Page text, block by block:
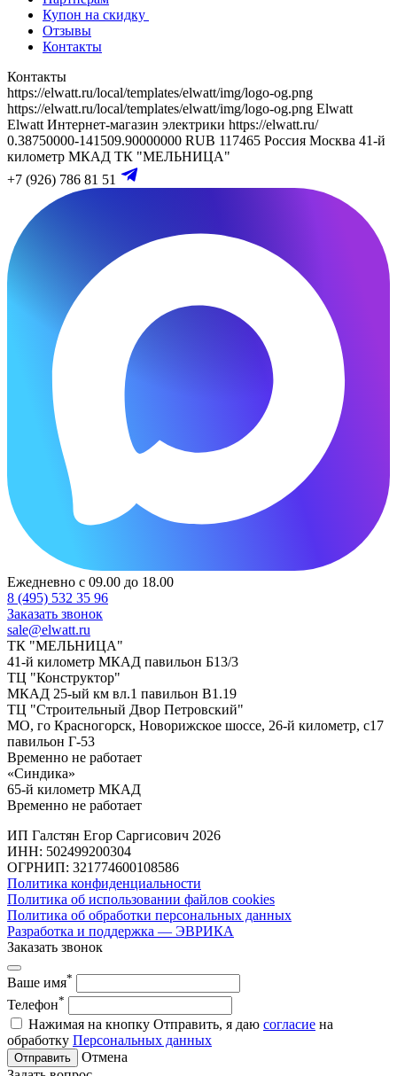
Купон на скидку
Отзывы
Контакты
Контакты
https://elwatt.ru/local/templates/elwatt/img/logo-og.png
https://elwatt.ru/local/templates/elwatt/img/logo-og.png Elwatt
Elwatt Интернет-магазин электрики https://elwatt.ru/
0.38750000-141509.90000000 RUB 117465 Россия Москва 41-й
километр МКАД ТК "МЕЛЬНИЦА"
+7 (926) 786 81 51
Ежедневно с 09.00 до 18.00
8 (495) 532 35 96
Заказать звонок
sale@elwatt.ru
ТК "МЕЛЬНИЦА"
41-й километр МКАД павильон Б13/3
ТЦ "Конструктор"
МКАД 25-ый км вл.1 павильон В1.19
ТЦ "Строительный Двор Петровский"
МО, го Красногорск, Новорижское шоссе, 26-й километр, с17
павильон Г-53
Временно не работает
«Синдика»
65-й километр МКАД
Временно не работает
ИП Галстян Егор Саргисович 2026
ИНН: 502499200304
ОГРНИП: 321774600108586
Политика конфиденциальности
Политика об использовании файлов cookies
Политика об обработки персональных данных
Разработка и поддержка — ЭВРИКА
Заказать звонок
Ваше имя*
Телефон*
Нажимая на кнопку Отправить, я даю согласие на
обработку Персональных данных
Отправить
Отмена